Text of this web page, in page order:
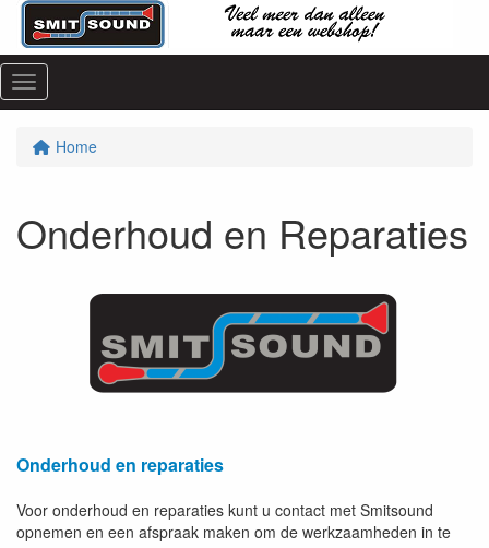
Menu
Home
Onderhoud en Reparaties
Onderhoud en reparaties
Voor onderhoud en reparaties kunt u contact met Smitsound
opnemen en een afspraak maken om de werkzaamheden in te